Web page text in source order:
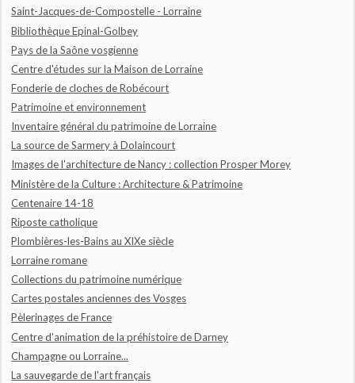
Saint-Jacques-de-Compostelle - Lorraine
Bibliothèque Epinal-Golbey
Pays de la Saône vosgienne
Centre d'études sur la Maison de Lorraine
Fonderie de cloches de Robécourt
Patrimoine et environnement
Inventaire général du patrimoine de Lorraine
La source de Sarmery à Dolaincourt
Images de l'architecture de Nancy : collection Prosper Morey
Ministère de la Culture : Architecture & Patrimoine
Centenaire 14-18
Riposte catholique
Plombières-les-Bains au XIXe siècle
Lorraine romane
Collections du patrimoine numérique
Cartes postales anciennes des Vosges
Pèlerinages de France
Centre d'animation de la préhistoire de Darney
Champagne ou Lorraine...
La sauvegarde de l'art français